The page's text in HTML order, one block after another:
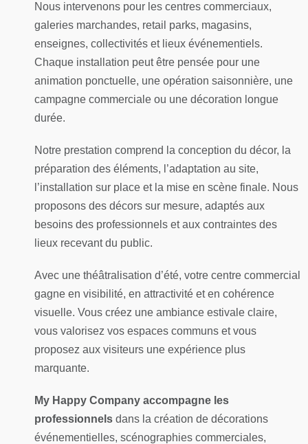
Nous intervenons pour les centres commerciaux,
galeries marchandes, retail parks, magasins,
enseignes, collectivités et lieux événementiels.
Chaque installation peut être pensée pour une
animation ponctuelle, une opération saisonnière, une
campagne commerciale ou une décoration longue
durée.
Notre prestation comprend la conception du décor, la
préparation des éléments, l’adaptation au site,
l’installation sur place et la mise en scène finale. Nous
proposons des décors sur mesure, adaptés aux
besoins des professionnels et aux contraintes des
lieux recevant du public.
Avec une théâtralisation d’été, votre centre commercial
gagne en visibilité, en attractivité et en cohérence
visuelle. Vous créez une ambiance estivale claire,
vous valorisez vos espaces communs et vous
proposez aux visiteurs une expérience plus
marquante.
My Happy Company accompagne les
professionnels dans la création de décorations
événementielles, scénographies commerciales,